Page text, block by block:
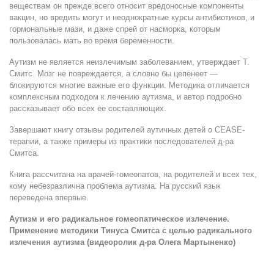
веществам он прежде всего относит вредоносные компоненты
вакцин, но вредить могут и неоднократные курсы антибиотиков, и
гормональные мази, и даже спрей от насморка, которым
пользовалась мать во время беременности.
Аутизм не является неизлечимым заболеванием, утверждает Т.
Смитс. Мозг не повреждается, а словно бы цепенеет —
блокируются многие важные его функции. Методика отличается
комплексным подходом к лечению аутизма, и автор подробно
рассказывает обо всех ее составляющих.
Завершают книгу отзывы родителей аутичных детей о CEASE-
терапии, а также примеры из практики последователей д-ра
Смитса.
Книга рассчитана на врачей-гомеопатов, на родителей и всех тех,
кому небезразлична проблема аутизма. На русский язык
переведена впервые.
Аутизм и его радикальное гомеопатическое излечение.
Применение методики Тинуса Смитса с целью радикального
излечения аутизма (видеоролик д-ра Олега Мартыненко)